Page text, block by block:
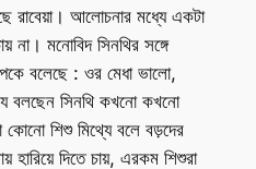
রাবেয়া। আলোচনার মধ্যে একটা
না। মনোবিদ সিনথির সঙ্গে
বলেছে : ওর মেধা ভালো,
বলছেন সিনথি কখনো কখনো
শিশু মিথ্যে বলে বড়দের
হারিয়ে দিতে চায়, এরকম শিশুরা